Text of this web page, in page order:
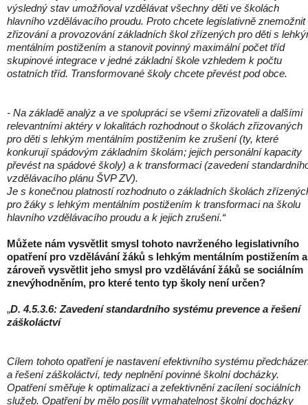
výsledný stav umožňoval vzdělávat všechny děti ve školách
hlavního vzdělávacího proudu. Proto chcete legislativně znemožnit
zřizování a provozování základních škol zřízených pro děti s
mentálním postižením a stanovit povinný maximální počet tříd
skupinové integrace v jedné základní škole vzhledem k počtu
ostatních tříd. Transformované školy chcete převést pod obce.
- Na základě analýz a ve spolupráci se všemi zřizovateli a dalšími
relevantními aktéry v lokalitách rozhodnout o školách zřizovaných
pro děti s lehkým mentálním postižením ke zrušení (ty, které
konkurují spádovým základním školám; jejich personální kapacity
převést na spádové školy) a k transformaci (zavedení
vzdělávacího plánu ŠVP ZV).
Je s konečnou platností rozhodnuto o základních školách
pro žáky s lehkým mentálním postižením k transformaci na školu
hlavního vzdělávacího proudu a k jejich zrušení.“
Můžete nám vysvětlit smysl tohoto navrženého legislativního
opatření pro vzdělávání žáků s lehkým mentálním postižením a
zároveň vysvětlit jeho smysl pro vzdělávání žáků se sociálním
znevýhodněním, pro které tento typ školy není určen?
„D. 4.5.3.6: Zavedení standardního systému prevence a řešení
záškoláctví
Cílem tohoto opatření je nastavení efektivního systému
a řešení záškoláctví, tedy neplnění povinné školní docházky.
Opatření směřuje k optimalizaci a zefektivnění zacílení sociálních
služeb. Opatření by mělo posílit vymahatelnost školní docházky